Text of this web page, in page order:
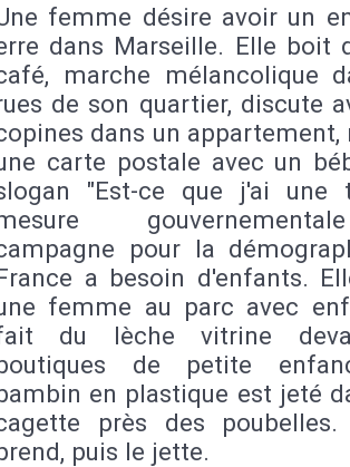
femme désire avoir un
dans Marseille. Elle boit
marche mélancolique
de son quartier, discute
dans un appartement,
carte postale avec un
"Est-ce que j'ai une
pour la
a besoin d'enfants.
femme au parc avec
du lèche vitrine
de petite
en plastique est jeté
près des
puis le jette.